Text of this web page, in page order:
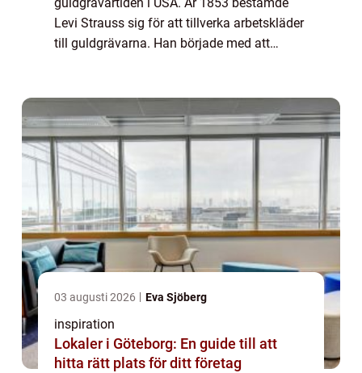
Levi Strauss sig för att tillverka arbetskläder
till guldgrävarna. Han började med att
03 augusti 2026 Eva Sjöberg
inspiration
Lokaler i Göteborg: En guide till att
hitta rätt plats för ditt företag